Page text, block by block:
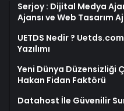
Serjoy : Dijital Medya
Ajansı ve Web Tasarım
UETDS Nedir ?
Yazılımı
Yeni Dünya Düzensizliği
Hakan Fidan Faktörü
Datahost İle Güvenilir